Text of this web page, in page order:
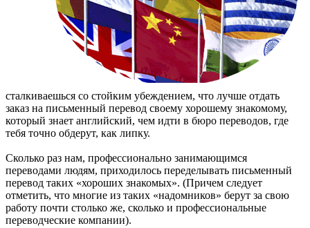
сталкиваешься со стойким убеждением, что лучше отдать
заказ на письменный перевод своему хорошему знакомому,
который знает английский, чем идти в бюро переводов, где
тебя точно обдерут, как липку.
Сколько раз нам, профессионально занимающимся
переводами людям, приходилось переделывать письменный
перевод таких «хороших знакомых». (Причем следует
отметить, что многие из таких «надомников» берут за свою
работу почти столько же, сколько и профессиональные
переводческие компании).